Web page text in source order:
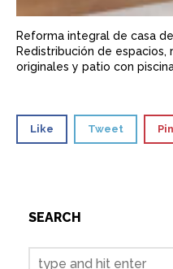
Reforma integral de casa
Redistribución de
originales y patio con
Like Tweet
SEARCH